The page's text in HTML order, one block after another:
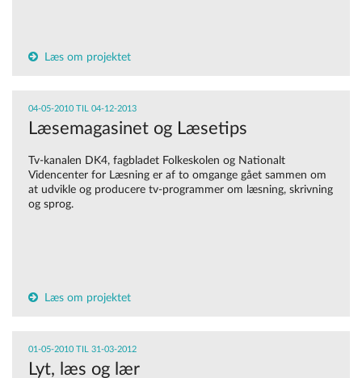
Læs om projektet
04-05-2010 TIL 04-12-2013
Læsemagasinet og Læsetips
Tv-kanalen DK4, fagbladet Folkeskolen og Nationalt
Videncenter for Læsning er af to omgange gået sammen om
at udvikle og producere tv-programmer om læsning, skrivning
og sprog.
Læs om projektet
01-05-2010 TIL 31-03-2012
Lyt, læs og lær